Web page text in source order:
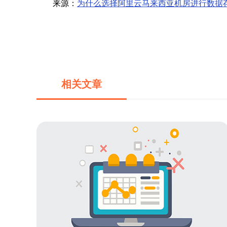
来源： 为什么选择阿里云马来西亚机房进行数据
相关文章